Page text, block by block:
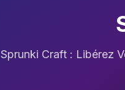
Sprunki Craft : Libérez